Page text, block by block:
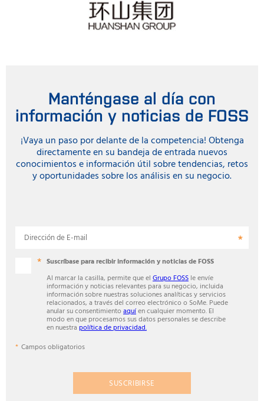
Manténgase al día con
información y noticias de FOSS
¡Vaya un paso por delante de la competencia! Obtenga
directamente en su bandeja de entrada nuevos
conocimientos e información útil sobre tendencias, retos
y oportunidades sobre los análisis en su negocio.
Dirección de E-mail
Suscríbase para recibir información y noticias de FOSS
Al marcar la casilla, permite que el Grupo FOSS le envíe
información y noticias relevantes para su negocio, incluida
información sobre nuestras soluciones analíticas y servicios
relacionados, a través del correo electrónico o SoMe. Puede
anular su consentimiento aquíen cualquier momento. El
modo en que procesamos sus datos personales se describe
en nuestra política de privacidad.
Campos obligatorios
SUSCRIBIRSE